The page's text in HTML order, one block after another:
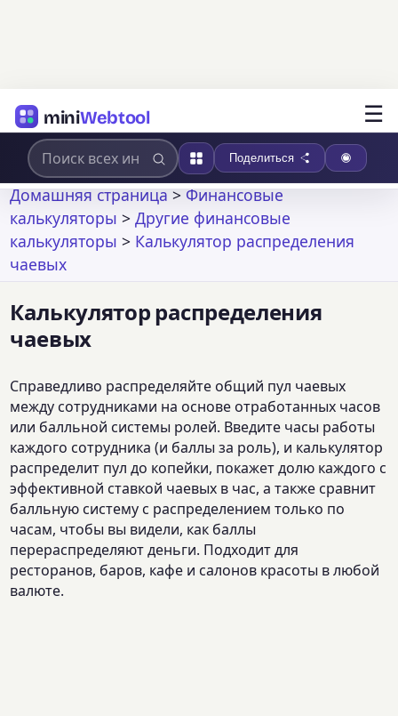
miniWebtool ☰
Поделиться
Домашняя страница>Финансовые
калькуляторы >Другие финансовые
калькуляторы > Калькулятор распределения
чаевых
Калькулятор распределения
чаевых
Справедливо распределяйте общий пул чаевых
между сотрудниками на основе отработанных часов
или балльной системы ролей. Введите часы работы
каждого сотрудника (и баллы за роль), и калькулятор
распределит пул до копейки, покажет долю каждого с
эффективной ставкой чаевых в час, а также сравнит
балльную систему с распределением только по
часам, чтобы вы видели, как баллы
перераспределяют деньги. Подходит для
ресторанов, баров, кафе и салонов красоты в любой
валюте.